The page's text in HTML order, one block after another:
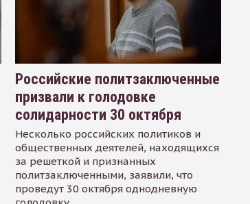
Российские политзаключенные
призвали к голодовке
солидарности 30 октября
Несколько российских политиков и
общественных деятелей, находящихся
за решеткой и признанных
политзаключенными, заявили, что
проведут 30 октября однодневную